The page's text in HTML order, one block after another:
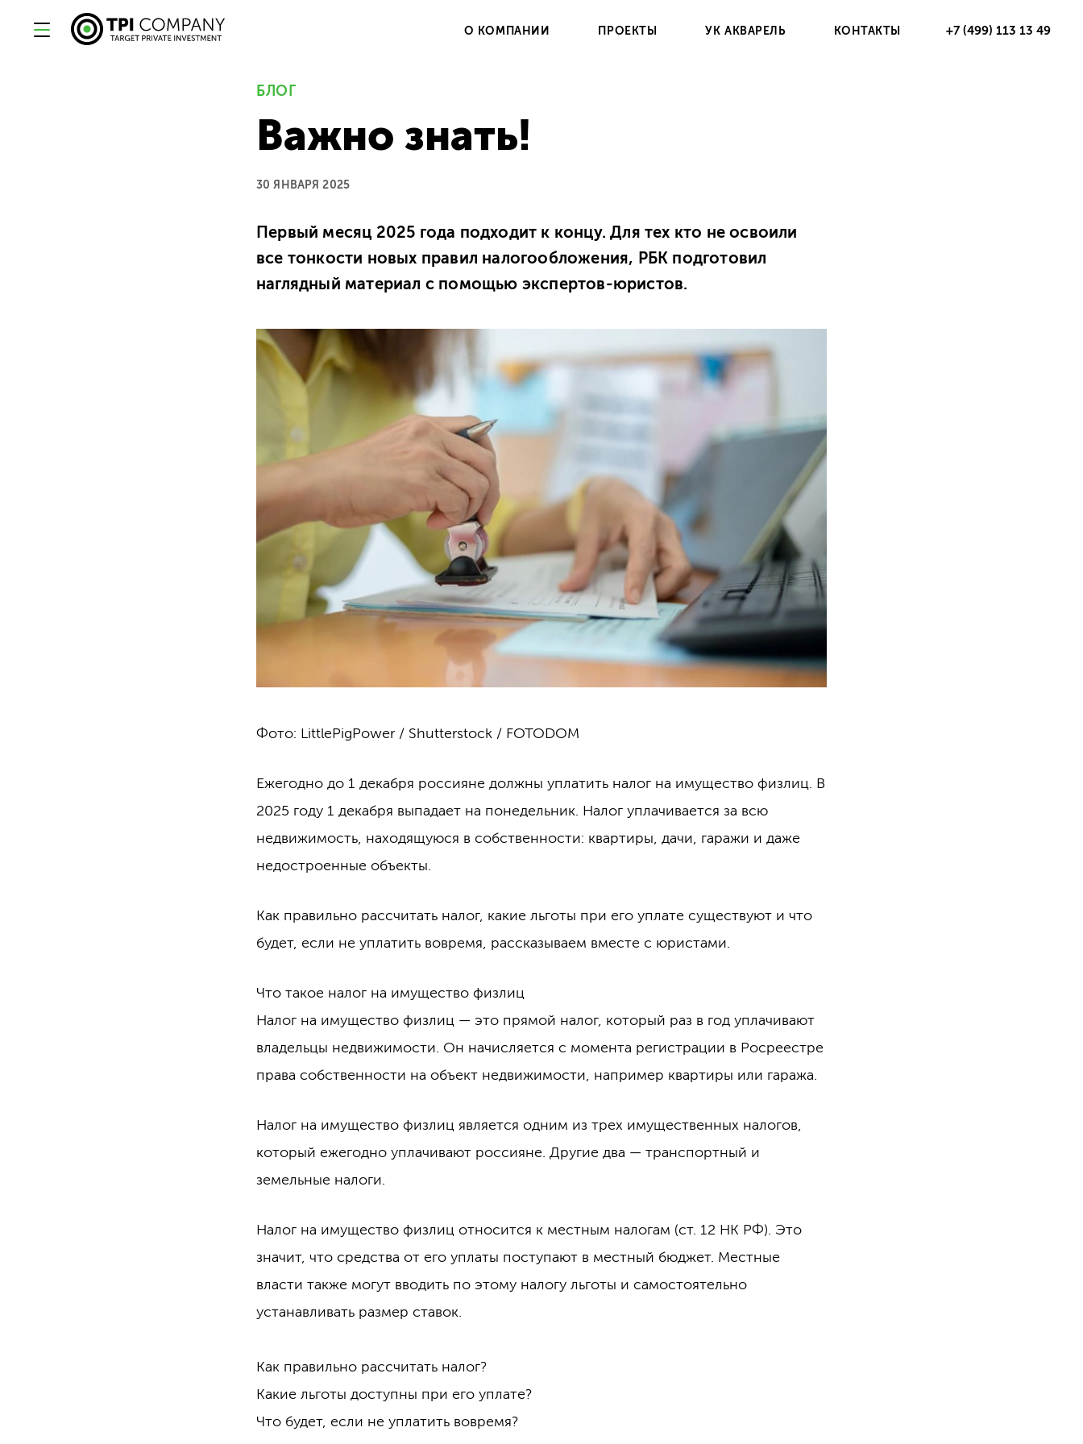
О КОМПАНИИ ПРОЕКТЫ УК АКВАРЕЛЬ КОНТАКТЫ +7 (499) 113 13 49
БЛОГ
Важно знать!
30 ЯНВАРЯ 2025
Первый месяц 2025 года подходит к концу. Для тех кто не освоили
все тонкости новых правил налогообложения, РБК подготовил
наглядный материал с помощью экспертов-юристов.
Фото: LittlePigPower / Shutterstock / FOTODOM
Ежегодно до 1 декабря россияне должны уплатить налог на имущество физлиц. В
2025 году 1 декабря выпадает на понедельник. Налог уплачивается за всю
недвижимость, находящуюся в собственности: квартиры, дачи, гаражи и даже
недостроенные объекты.
Как правильно рассчитать налог, какие льготы при его уплате существуют и что
будет, если не уплатить вовремя, рассказываем вместе с юристами.
Что такое налог на имущество физлиц
Налог на имущество физлиц — это прямой налог, который раз в год уплачивают
владельцы недвижимости. Он начисляется с момента регистрации в Росреестре
права собственности на объект недвижимости, например квартиры или гаража.
Налог на имущество физлиц является одним из трех имущественных налогов,
который ежегодно уплачивают россияне. Другие два — транспортный и
земельные налоги.
Налог на имущество физлиц относится к местным налогам (ст. 12 НК РФ). Это
значит, что средства от его уплаты поступают в местный бюджет. Местные
власти также могут вводить по этому налогу льготы и самостоятельно
устанавливать размер ставок.
Как правильно рассчитать налог?
Какие льготы доступны при его уплате?
Что будет, если не уплатить вовремя?